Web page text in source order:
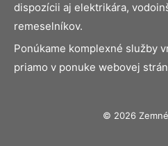
dispozícii aj elektrikára,
remeselníkov.
Ponúkame komplexné služby
priamo v ponuke webovej
© 2026